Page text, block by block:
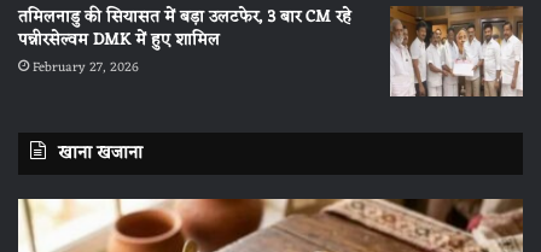
तमिलनाडु की सियासत में बड़ा उलटफेर, 3 बार CM रहे
पन्नीरसेल्वम DMK में हुए शामिल
February 27, 2026
खाना खजाना